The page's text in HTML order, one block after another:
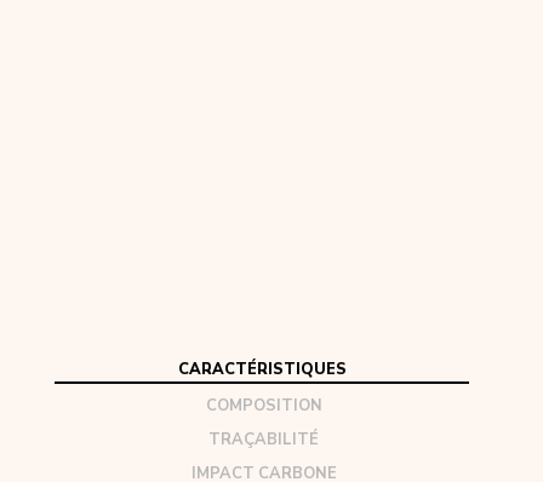
CARACTÉRISTIQUES
COMPOSITION
TRAÇABILITÉ
IMPACT CARBONE